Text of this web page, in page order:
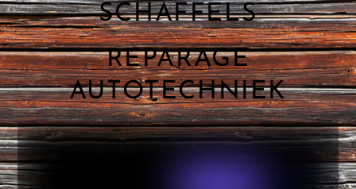
SCHAFFELS
REPARAGE
AUTOTECHNIEK